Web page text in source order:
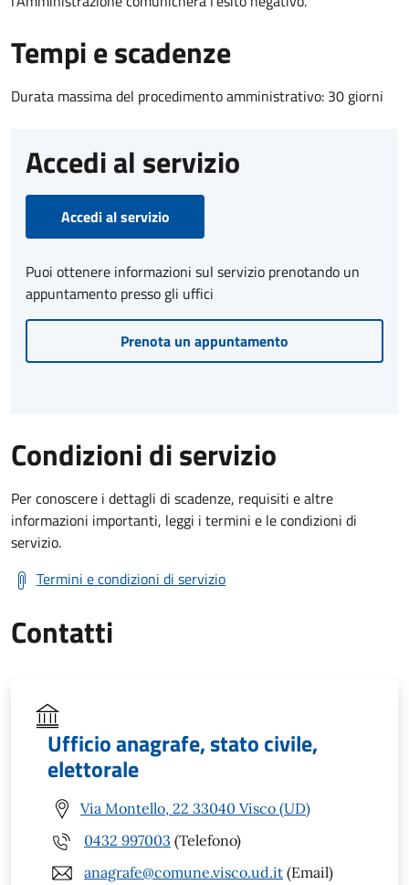
Tempi e scadenze
Durata massima del procedimento amministrativo: 30 giorni
Accedi al servizio
Accedi al servizio
Puoi ottenere informazioni sul servizio prenotando un
appuntamento presso gli uffici
Prenota un appuntamento
Condizioni di servizio
Per conoscere i dettagli di scadenze, requisiti e altre
informazioni importanti, leggi i termini e le condizioni di
servizio.
Termini e condizioni di servizio
Contatti
Ufficio anagrafe, stato civile,
elettorale
Via Montello, 22 33040 Visco (UD)
0432 997003 (Telefono)
anagrafe@comune.visco.ud.it (Email)